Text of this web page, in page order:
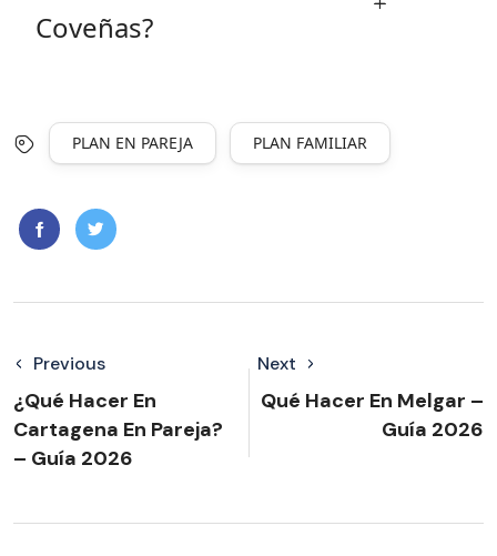
Coveñas?
PLAN EN PAREJA PLAN FAMILIAR
Previous
¿Qué Hacer En
Cartagena En Pareja?
– Guía 2026
Next
Qué Hacer En Melgar –
Guía 2026